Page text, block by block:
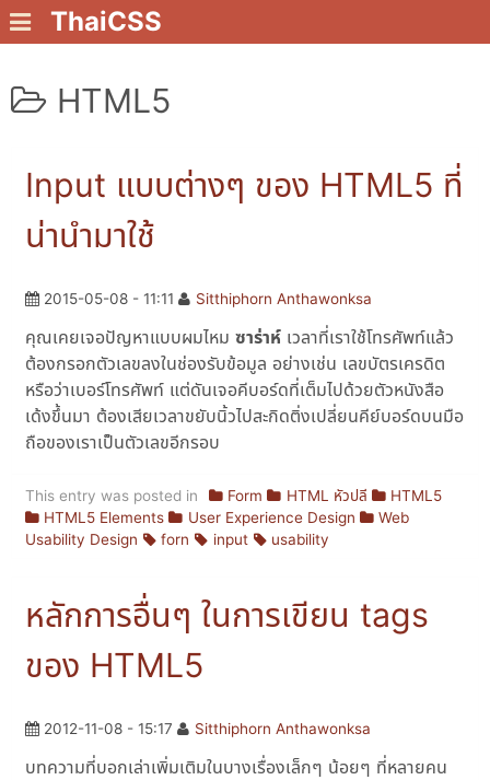
ThaiCSS
HTML5
Input แบบต่างๆ ของ HTML5 ที่
น่านำมาใช้
2015-05-08 - 11:11 Sitthiphorn Anthawonksa
คุณเคยเจอปัญหาแบบผมไหมซาร่าห์ เวลาที่เราใช้โทรศัพท์แล้ว
ต้องกรอกตัวเลขลงในช่องรับข้อมูล อย่างเช่น เลขบัตรเครดิต
หรือว่าเบอร์โทรศัพท์ แต่ดันเจอคีบอร์ดที่เต็มไปด้วยตัวหนังสือ
เด้งขึ้นมา ต้องเสียเวลาขยับนิ้วไปสะกิดติ่งเปลี่ยนคีย์บอร์ดบนมือ
ถือของเราเป็นตัวเลขอีกรอบ
This entry was posted in Form HTML หัวปลี
HTML5
HTML5 Elements
User Experience Design
Web
Usability Design
forn input usability
หลักการอื่นๆ ในการเขียน tags
ของ HTML5
2012-11-08 - 15:17 Sitthiphorn Anthawonksa
บทความที่บอกเล่าเพิ่มเติมในบางเรื่องเล็กๆ น้อยๆ ที่หลายคน